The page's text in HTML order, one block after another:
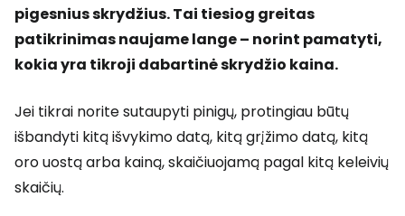
pigesnius skrydžius. Tai tiesiog greitas
patikrinimas naujame lange – norint pamatyti,
kokia yra tikroji dabartinė skrydžio kaina.
Jei tikrai norite sutaupyti pinigų, protingiau būtų
išbandyti kitą išvykimo datą, kitą grįžimo datą, kitą
oro uostą arba kainą, skaičiuojamą pagal kitą keleivių
skaičių.